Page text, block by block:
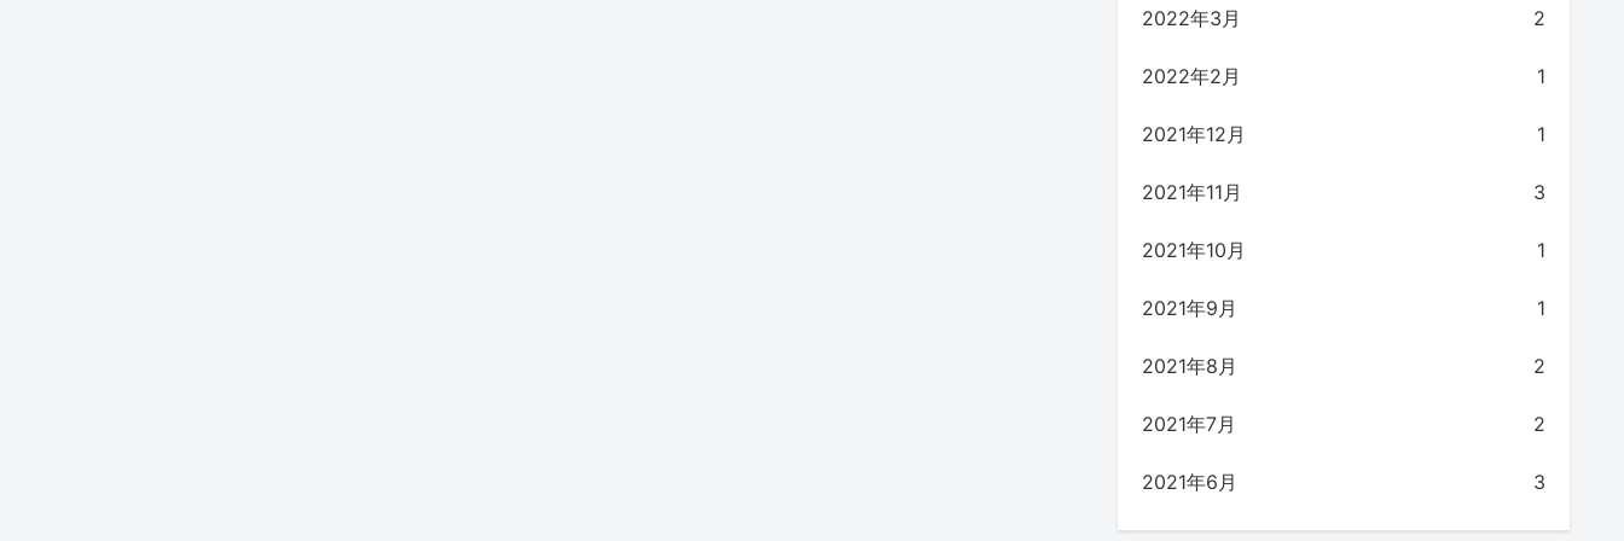
2022年3月 2
2022年2月 1
2021年12月 1
2021年11月 3
2021年10月 1
2021年9月 1
2021年8月 2
2021年7月 2
2021年6月 3